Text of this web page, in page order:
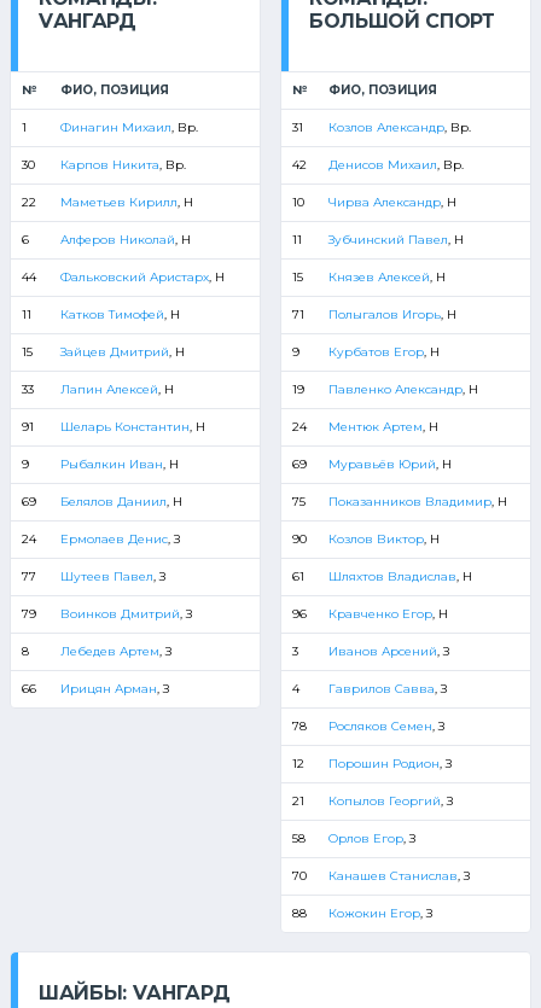
VАНГАРД
№ ФИО, ПОЗИЦИЯ
1 Финагин Михаил, Вр.
30 Карпов Никита, Вр.
22 Маметьев Кирилл, Н
6 Алферов Николай, Н
44 Фальковский Аристарх, Н
11 Катков Тимофей, Н
15 Зайцев Дмитрий, Н
33 Лапин Алексей, Н
91 Шеларь Константин, Н
9 Рыбалкин Иван, Н
69 Белялов Даниил, Н
24 Ермолаев Денис, З
77 Шутеев Павел, З
79 Воинков Дмитрий, З
8 Лебедев Артем, З
66 Ирицян Арман, З
БОЛЬШОЙ СПОРТ
№ ФИО, ПОЗИЦИЯ
31 Козлов Александр, Вр.
42 Денисов Михаил, Вр.
10 Чирва Александр, Н
11 Зубчинский Павел, Н
15 Князев Алексей, Н
71 Полыгалов Игорь, Н
9 Курбатов Егор, Н
19 Павленко Александр, Н
24 Ментюк Артем, Н
69 Муравьёв Юрий, Н
75 Показанников Владимир, Н
90 Козлов Виктор, Н
61 Шляхтов Владислав, Н
96 Кравченко Егор, Н
3 Иванов Арсений, З
4 Гаврилов Савва, З
78 Росляков Семен, З
12 Порошин Родион, З
21 Копылов Георгий, З
58 Орлов Егор, З
70 Канашев Станислав, З
88 Кожокин Егор, З
ШАЙБЫ: VАНГАРД